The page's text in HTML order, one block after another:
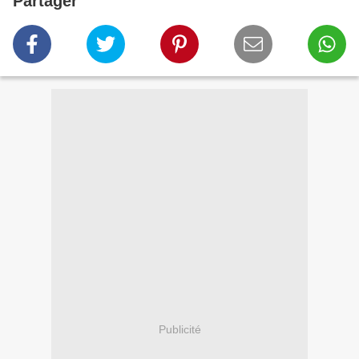
Publicité